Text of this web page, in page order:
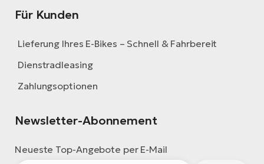
Für Kunden
Lieferung Ihres E-Bikes – Schnell & Fahrbereit
Dienstradleasing
Zahlungsoptionen
Newsletter-Abonnement
Neueste Top-Angebote per E-Mail